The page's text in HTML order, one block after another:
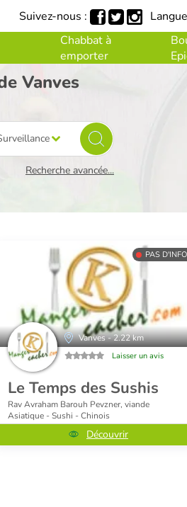
Chabbat à
emporter
Suivez-nous :
Vanves
Recherche avancée...
PAS
Vanves - 2.22 km
Laisser un avis
Le Temps des Sushis
Rav Avraham Barouh Pevzner, viande
Asiatique - Sushi - Chinois
Découvrir